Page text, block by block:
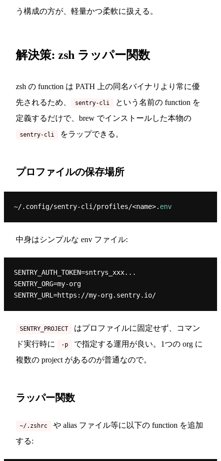
う構成の方が、軽量かつ柔軟に扱える。
解決策: zsh ラッパー関数
zsh の function は PATH 上の同名バイナリより常に優
先されるため、
sentry-cli
という名前の function を
定義するだけで、brew でインストールした本物の
sentry-cli をラップできる。
プロファイルの保存場所
~/.config/sentry-cli/profiles/<name>. env
中身はシンプルな env ファイル:
SENTRY_AUTH_TOKEN=sntrys_xxx...
SENTRY_ORG=my-org
SENTRY_URL=https://my-org.sentry.io/
SENTRY_PROJECT
はプロファイルに固定せず、コマン
ド実行時に
-p
で指定する運用が良い。1つの org に
複数の project があるのが普通なので。
ラッパー関数
~/.zshrc
や alias ファイル等に以下の function を追加
する: